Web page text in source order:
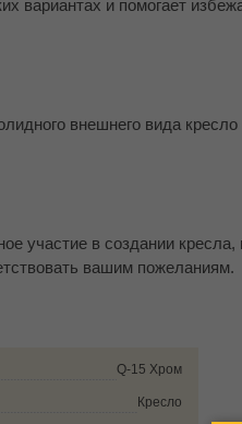
вариантах и помогает
внешнего вида
участие в создании
вашим пожеланиям.
Q-15 Хром
Кресло